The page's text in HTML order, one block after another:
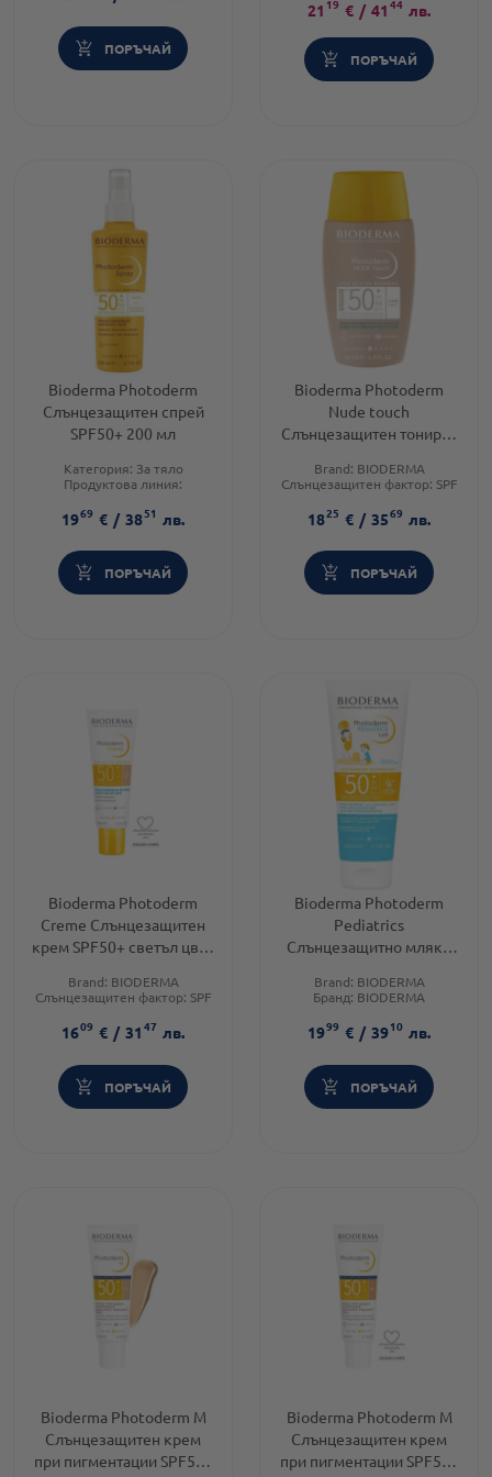
ПОРЪЧАЙ
2119 € / 4144 лв.
ПОРЪЧАЙ
Bioderma Photoderm
Слънцезащитен спрей
SPF50+ 200 мл
Категория: За тяло
Продуктова линия:
Тип продукт:Спрей
1969 € / 3851 лв.
ПОРЪЧАЙ
Bioderma Photoderm
Nude touch
Слънцезащитен тониран
40 мл
Brand: BIODERMA
Слънцезащитен фактор: SPF
Форма на продукта:крем
1825 € / 3569 лв.
ПОРЪЧАЙ
Bioderma Photoderm
Creme Слънцезащитен
крем SPF50+ светъл цвят
Brand: BIODERMA
Слънцезащитен фактор: SPF
Тип козметика:
Дермокозметика
1609 € / 3147 лв.
ПОРЪЧАЙ
Bioderma Photoderm
Pediatrics
Слънцезащитно мляко
Brand: BIODERMA
Бранд: BIODERMA
1999 € / 3910 лв.
ПОРЪЧАЙ
Bioderma Photoderm M
Слънцезащитен крем
при пигментации SPF50+
Bioderma Photoderm M
Слънцезащитен крем
при пигментации SPF50+